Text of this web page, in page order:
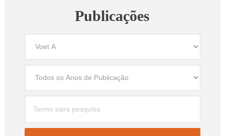
Publicações